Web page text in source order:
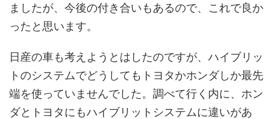
ましたが、今後の付き合いもあるので、これで良か
ったと思います。
日産の車も考えようとはしたのですが、ハイブリッ
トのシステムでどうしてもトヨタかホンダしか最先
端を使っていませんでした。調べて行く内に、ホン
ダとトヨタにもハイブリットシステムに違いがあ